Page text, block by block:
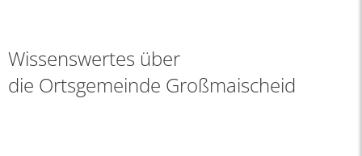
Wissenswertes über
die Ortsgemeinde Großmaischeid